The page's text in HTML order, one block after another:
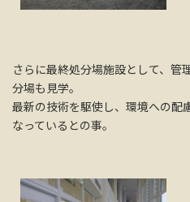
さらに最終処分場施設として、管
分場も見学。
最新の技術を駆使し、環境への配
なっているとの事。